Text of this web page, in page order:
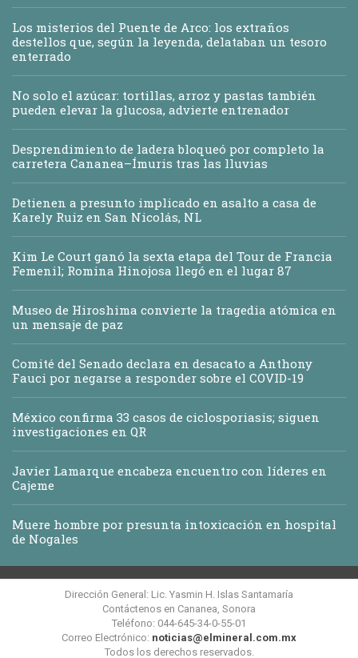
Los misterios del Puente de Arco: los extraños
destellos que, según la leyenda, delataban un tesoro
enterrado
No solo el azúcar: tortillas, arroz y pastas también
pueden elevar la glucosa, advierte entrenador
Desprendimiento de ladera bloqueó por completo la
carretera Cananea–Ímuris tras las lluvias
Detienen a presunto implicado en asalto a casa de
Karely Ruiz en San Nicolás, NL
Kim Le Court ganó la sexta etapa del Tour de Francia
Femenil; Romina Hinojosa llegó en el lugar 87
Museo de Hiroshima convierte la tragedia atómica en
un mensaje de paz
Comité del Senado declara en desacato a Anthony
Fauci por negarse a responder sobre el COVID-19
México confirma 33 casos de ciclosporiasis; siguen
investigaciones en QR
Javier Lamarque encabeza encuentro con líderes en
Cajeme
Muere hombre por presunta intoxicación en hospital
de Nogales
Dirección General: Lic. Yasmin H. Islas Santamaría
Contáctenos en Cananea, Sonora
Teléfono: 044-645-34-0-55-01
Correo Electrónico: noticias@elmineral.com.mx
Todos los derechos reservados.